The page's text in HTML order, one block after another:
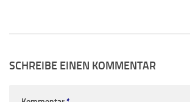
SCHREIBE EINEN KOMMENTAR